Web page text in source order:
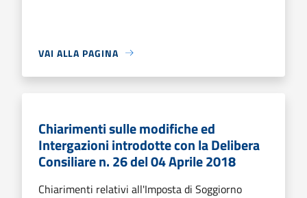
VAI ALLA PAGINA
Chiarimenti sulle modifiche ed
Intergazioni introdotte con la Delibera
Consiliare n. 26 del 04 Aprile 2018
Chiarimenti relativi all'Imposta di Soggiorno